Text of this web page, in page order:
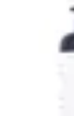
Aventure Sportive